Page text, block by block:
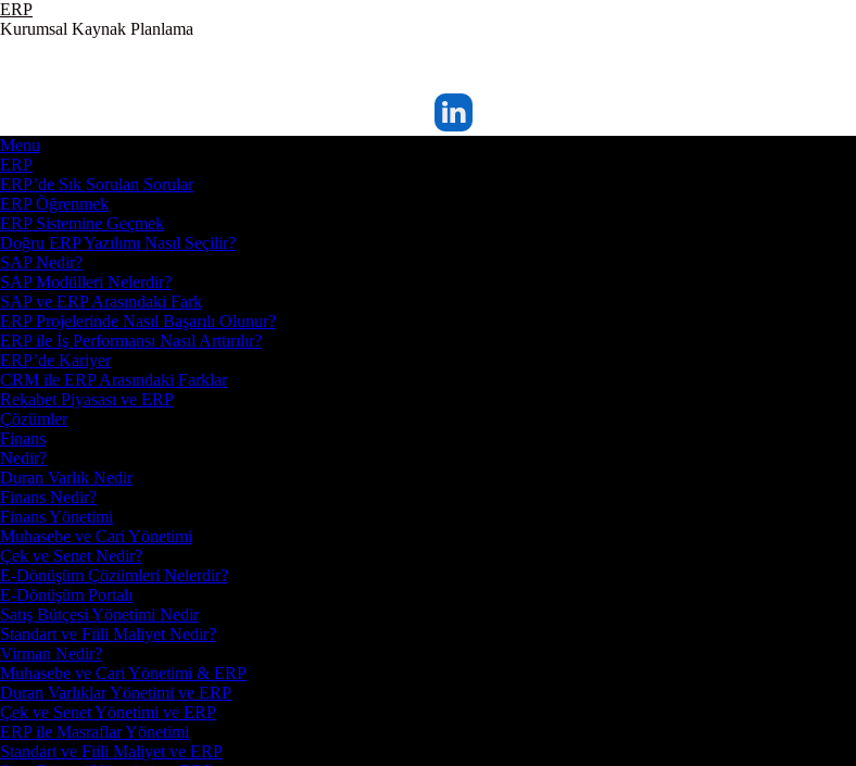
ERP
Kurumsal Kaynak Planlama
Menu
ERP
ERP’de Sık Sorulan Sorular
ERP Öğrenmek
ERP Sistemine Geçmek
Doğru ERP Yazılımı Nasıl Seçilir?
SAP Nedir?
SAP Modülleri Nelerdir?
SAP ve ERP Arasındaki Fark
ERP Projelerinde Nasıl Başarılı Olunur?
ERP ile İş Performansı Nasıl Arttırılır?
ERP’de Kariyer
CRM ile ERP Arasındaki Farklar
Rekabet Piyasası ve ERP
Çözümler
Finans
Nedir?
Duran Varlık Nedir
Finans Nedir?
Finans Yönetimi
Muhasebe ve Cari Yönetimi
Çek ve Senet Nedir?
E-Dönüşüm Çözümleri Nelerdir?
E-Dönüşüm Portalı
Satış Bütçesi Yönetimi Nedir
Standart ve Fiili Maliyet Nedir?
Virman Nedir?
Muhasebe ve Cari Yönetimi & ERP
Duran Varlıklar Yönetimi ve ERP
Çek ve Senet Yönetimi ve ERP
ERP ile Masraflar Yönetimi
Standart ve Fiili Maliyet ve ERP